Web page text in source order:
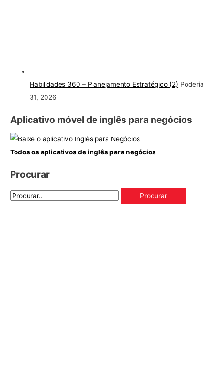
Habilidades 360 – Planejamento Estratégico (2) Poderia
31, 2026
Aplicativo móvel de inglês para negócios
Todos os aplicativos de inglês para negócios
Procurar